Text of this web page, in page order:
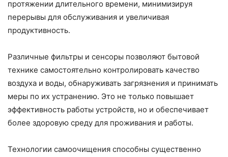
протяжении длительного времени, минимизируя
перерывы для обслуживания и увеличивая
продуктивность.
Различные фильтры и сенсоры позволяют бытовой
технике самостоятельно контролировать качество
воздуха и воды, обнаруживать загрязнения и принимать
меры по их устранению. Это не только повышает
эффективность работы устройств, но и обеспечивает
более здоровую среду для проживания и работы.
Технологии самоочищения способны существенно